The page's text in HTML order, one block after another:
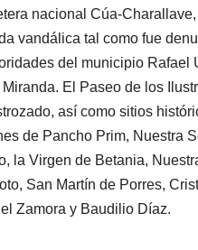
nacional Cúa-
vandálica tal como fue
del municipio Rafael
El Paseo de los
así como sitios
de Pancho Prim, Nuestra
la Virgen de Betania,
San Martín de Porres,
Zamora y Baudilio Díaz.